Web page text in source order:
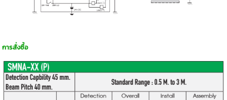
การสั่งซื้อ